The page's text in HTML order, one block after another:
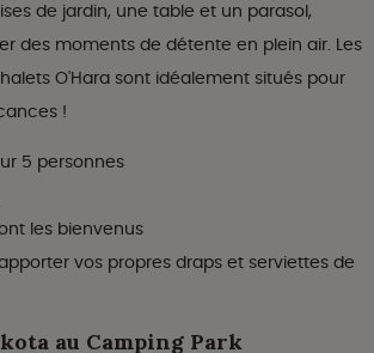
de jardin, une table et un parasol,
des moments de détente en plein air. Les
O'Hara sont idéalement situés pour
!
5 personnes
les bienvenus
vos propres draps et serviettes de
au Camping Park